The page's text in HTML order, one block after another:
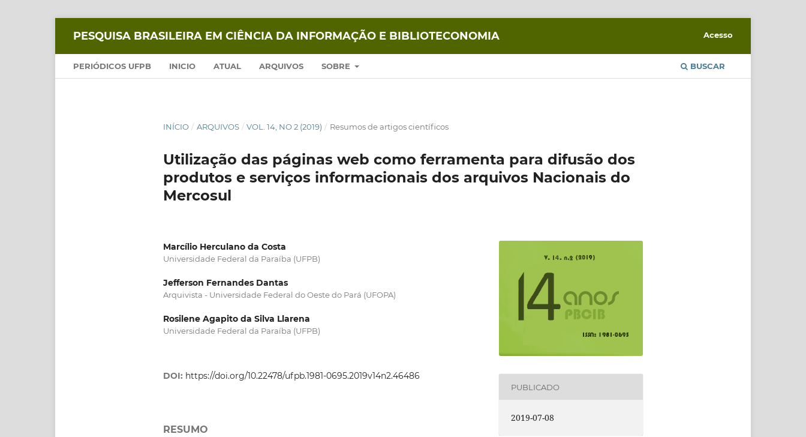
PESQUISA BRASILEIRA EM CIÊNCIA DA INFORMAÇÃO E BIBLIOTECONOMIA
PERIÓDICOS UFPB INICIO ATUAL ARQUIVOS SOBRE BUSCAR
Acesso
INÍCIO / ARQUIVOS / VOL. 14, NO 2 (2019) / Resumos de artigos científicos
Utilização das páginas web como ferramenta para difusão dos
produtos e serviços informacionais dos arquivos Nacionais do
Mercosul
Marcílio Herculano da Costa
Universidade Federal da Paraíba (UFPB)
Jefferson Fernandes Dantas
Arquivista - Universidade Federal do Oeste do Pará (UFOPA)
Rosilene Agapito da Silva Llarena
Universidade Federal da Paraíba (UFPB)
DOI: https://doi.org/10.22478/ufpb.1981-0695.2019v14n2.46486
RESUMO
PUBLICADO
2019-07-08